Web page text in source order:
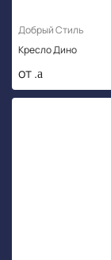
Добрый Стиль
Кресло Дино
от .